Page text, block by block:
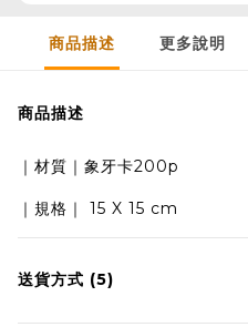
商品描述 更多說明
商品描述
｜材質｜象牙卡200p
｜規格｜ 15 X 15 cm
送貨方式 (5)